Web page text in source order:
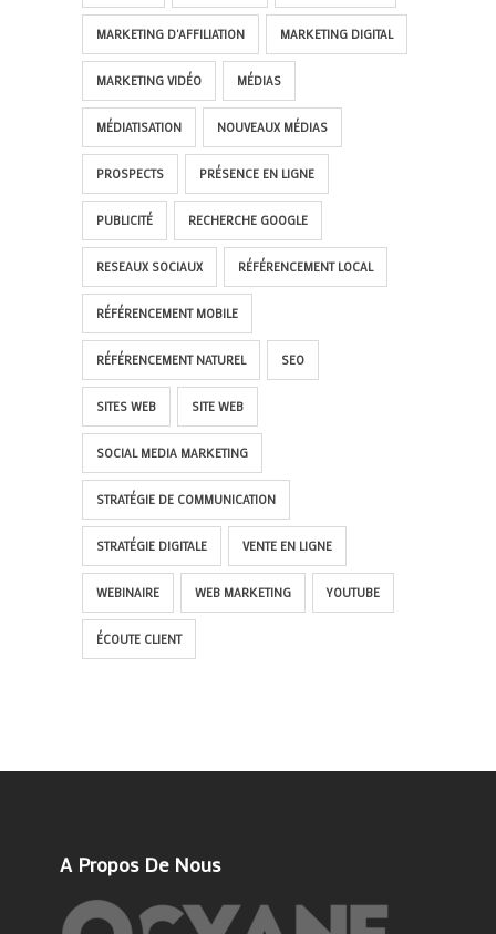
MARKETING D'AFFILIATION MARKETING DIGITAL
MARKETING VIDÉO MÉDIAS
MÉDIATISATION NOUVEAUX MÉDIAS
PROSPECTS PRÉSENCE EN LIGNE
PUBLICITÉ RECHERCHE GOOGLE
RESEAUX SOCIAUX RÉFÉRENCEMENT LOCAL
RÉFÉRENCEMENT MOBILE
RÉFÉRENCEMENT NATUREL SEO
SITES WEB SITE WEB
SOCIAL MEDIA MARKETING
STRATÉGIE DE COMMUNICATION
STRATÉGIE DIGITALE VENTE EN LIGNE
WEBINAIRE WEB MARKETING YOUTUBE
ÉCOUTE CLIENT
A Propos De Nous